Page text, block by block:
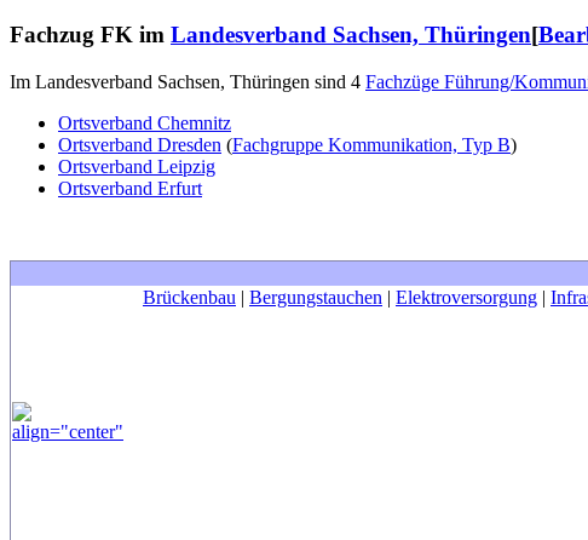
Fachzug FK im Landesverband Sachsen, Thüringen[
Im Landesverband Sachsen, Thüringen sind 4 Fachzüge Führung/
Ortsverband Chemnitz
Ortsverband Dresden (Fachgruppe Kommunikation, Typ B)
Ortsverband Leipzig
Ortsverband Erfurt
Brückenbau | Bergungstauchen | Elektroversorgung |